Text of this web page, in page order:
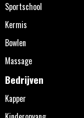
Sportschool
Kermis
Bowlen
Massage
Bedrijven
Kapper